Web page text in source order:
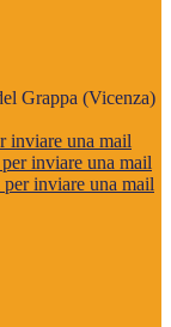
Grappa (Vicenza)
inviare una mail
inviare una mail
inviare una mail